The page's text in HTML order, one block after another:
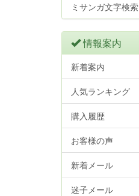
ミサンガ文字検索
情報案内
新着案内
人気ランキング
購入履歴
お客様の声
新着メール
迷子メール